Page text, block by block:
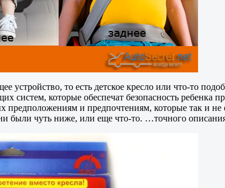
устройство, то есть детское кресло или что-то
которые обеспечат безопасность ребенка
предположениям и предпочтениям, которые так и не
чуть ниже, или еще что-то. …точного описания